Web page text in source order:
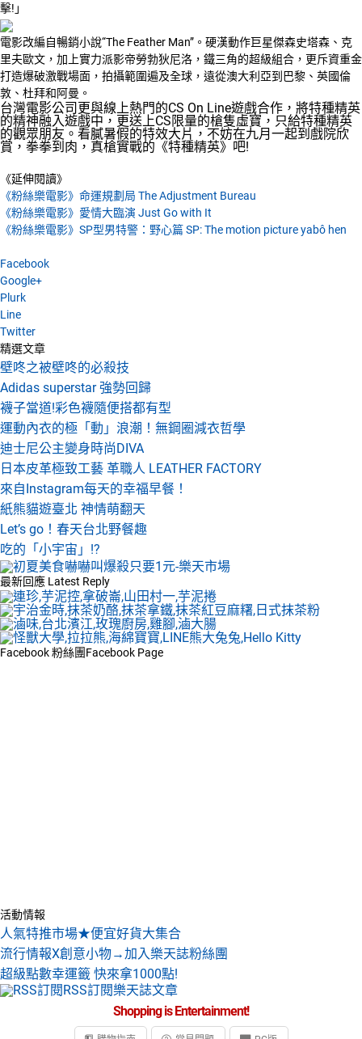
擊!｣
電影改編自暢銷小說“The Feather Man”。硬漢動作巨星傑森史塔森、克
里夫歐文，加上實力派影帝勞勃狄尼洛，鐵三角的超級組合，更斥資重金
打造爆破激戰場面，拍攝範圍遍及全球，遠從澳大利亞到巴黎、英國倫
敦、杜拜和阿曼。
台灣電影公司更與線上熱門的CS On Line遊戲合作，將特種精英
的精神融入遊戲中，更送上CS限量的槍隻虛寶，只給特種精英
的觀眾朋友。看膩暑假的特效大片，不妨在九月一起到戲院欣
賞，拳拳到肉，真槍實戰的《特種精英》吧!
《延伸閱讀》
《粉絲樂電影》命運規劃局 The Adjustment Bureau
《粉絲樂電影》愛情大臨演 Just Go with It
《粉絲樂電影》SP型男特警：野心篇 SP: The motion picture yabô hen
Facebook
Google+
Plurk
Line
Twitter
精選文章
壁咚之被壁咚的必殺技
Adidas superstar 強勢回歸
襪子當道!彩色襪隨便搭都有型
運動內衣的極「動」浪潮！無鋼圈減衣哲學
迪士尼公主變身時尚DIVA
日本皮革極致工藝 革職人 LEATHER FACTORY
來自Instagram每天的幸福早餐！
紙熊貓遊臺北 神情萌翻天
Let’s go！春天台北野餐趣
吃的「小宇宙」!?
最新回應 Latest Reply
Facebook 粉絲團Facebook Page
活動情報
人氣特推市場★便宜好貨大集合
流行情報X創意小物→加入樂天誌粉絲團
超級點數幸運籤 快來拿1000點!
RSS訂閱樂天誌文章
Shopping is Entertainment!